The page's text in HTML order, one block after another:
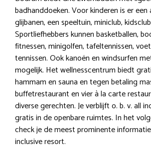
badhanddoeken. Voor kinderen is er
glijbanen, een speeltuin, miniclub,
Sportliefhebbers kunnen basketballen,
fitnessen, minigolfen, tafeltennissen,
tennissen. Ook kanoën en windsurfen
mogelijk. Het wellnesscentrum biedt
hammam en sauna en tegen betaling
buffetrestaurant en vier à la carte
diverse gerechten. Je verblijft o. b. v. all
gratis in de openbare ruimtes. In het
check je de meest prominente
inclusive resort.